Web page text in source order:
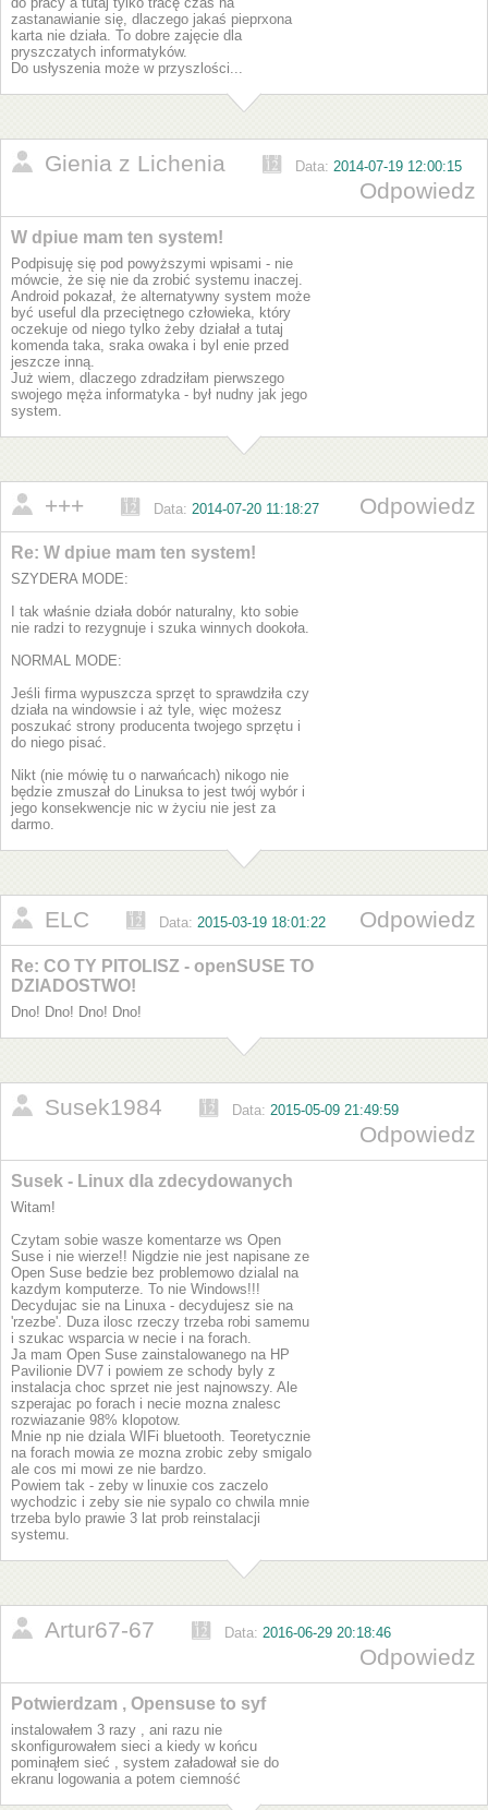
zastanawianie się, dlaczego jakaś pieprxona
karta nie działa. To dobre zajęcie dla
pryszczatych informatyków.
Do usłyszenia może w przyszlości...
Gienia z Lichenia Data: 2014-07-19 12:00:15
Odpowiedz
W dpiue mam ten system!
Podpisuję się pod powyższymi wpisami - nie
mówcie, że się nie da zrobić systemu inaczej.
Android pokazał, że alternatywny system może
być useful dla przeciętnego człowieka, który
oczekuje od niego tylko żeby działał a tutaj
komenda taka, sraka owaka i byl enie przed
jeszcze inną.
Już wiem, dlaczego zdradziłam pierwszego
swojego męża informatyka - był nudny jak jego
system.
+++ Data: 2014-07-20 11:18:27 Odpowiedz
Re: W dpiue mam ten system!
SZYDERA MODE:
I tak właśnie działa dobór naturalny, kto sobie
nie radzi to rezygnuje i szuka winnych dookoła.
NORMAL MODE:
Jeśli firma wypuszcza sprzęt to sprawdziła czy
działa na windowsie i aż tyle, więc możesz
poszukać strony producenta twojego sprzętu i
do niego pisać.
Nikt (nie mówię tu o narwańcach) nikogo nie
będzie zmuszał do Linuksa to jest twój wybór i
jego konsekwencje nic w życiu nie jest za
darmo.
ELC Data: 2015-03-19 18:01:22 Odpowiedz
Re: CO TY PITOLISZ - openSUSE TO
DZIADOSTWO!
Dno! Dno! Dno! Dno!
Susek1984 Data: 2015-05-09 21:49:59
Odpowiedz
Susek - Linux dla zdecydowanych
Witam!
Czytam sobie wasze komentarze ws Open
Suse i nie wierze!! Nigdzie nie jest napisane ze
Open Suse bedzie bez problemowo dzialal na
kazdym komputerze. To nie Windows!!!
Decydujac sie na Linuxa - decydujesz sie na
'rzezbe'. Duza ilosc rzeczy trzeba robi samemu
i szukac wsparcia w necie i na forach.
Ja mam Open Suse zainstalowanego na HP
Pavilionie DV7 i powiem ze schody byly z
instalacja choc sprzet nie jest najnowszy. Ale
szperajac po forach i necie mozna znalesc
rozwiazanie 98% klopotow.
Mnie np nie dziala WIFi bluetooth. Teoretycznie
na forach mowia ze mozna zrobic zeby smigalo
ale cos mi mowi ze nie bardzo.
Powiem tak - zeby w linuxie cos zaczelo
wychodzic i zeby sie nie sypalo co chwila mnie
trzeba bylo prawie 3 lat prob reinstalacji
systemu.
Artur67-67 Data: 2016-06-29 20:18:46
Odpowiedz
Potwierdzam , Opensuse to syf
instalowałem 3 razy , ani razu nie
skonfigurowałem sieci a kiedy w końcu
pominąłem sieć , system załadował sie do
ekranu logowania a potem ciemność